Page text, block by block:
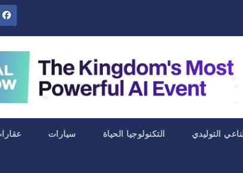
التوليدي التكنولوجيا الحياة سيارات